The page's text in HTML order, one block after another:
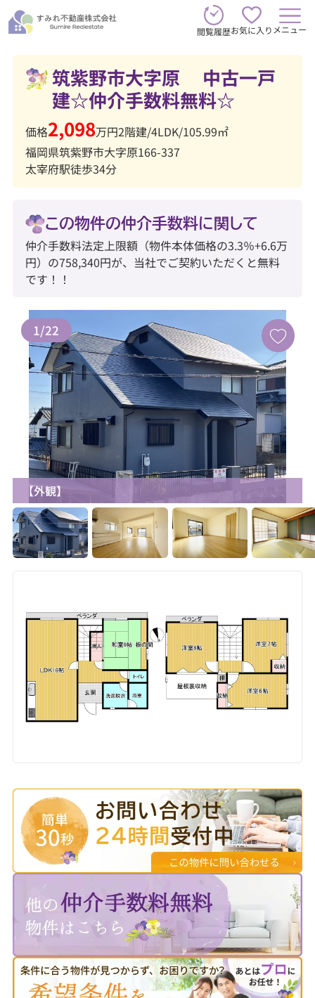
閲覧履歴お気に入り メニュー
筑紫野市大字原 中古一戸
建☆仲介手数料無料☆
価格2,098万円2階建/4LDK/105.99㎡
福岡県筑紫野市大字原166-337
太宰府駅徒歩34分
この物件の仲介手数料に関して
仲介手数料法定上限額（物件本体価格の3.3％+6.6万
円）の758,340円が、当社でご契約いただくと無料
です！！
1/22
【外観】